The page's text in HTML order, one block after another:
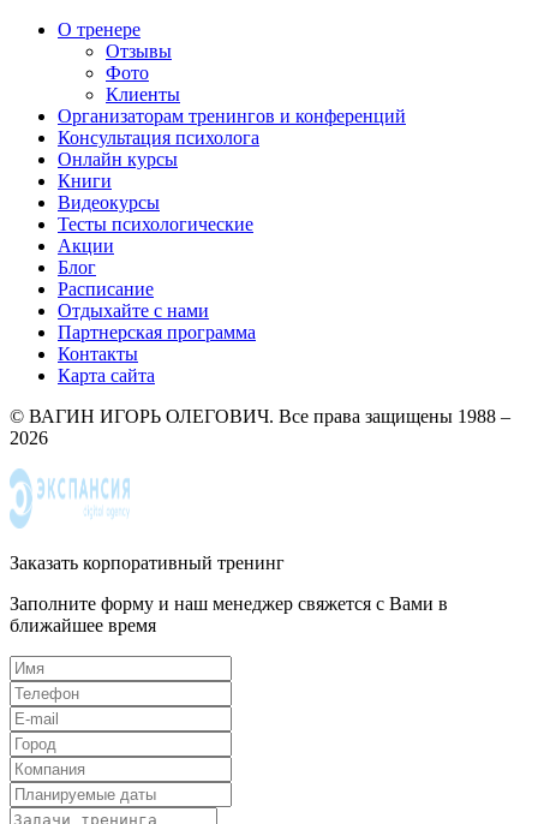
О тренере
Отзывы
Фото
Клиенты
Организаторам тренингов и конференций
Консультация психолога
Онлайн курсы
Книги
Видеокурсы
Тесты психологические
Акции
Блог
Расписание
Отдыхайте с нами
Партнерская программа
Контакты
Карта сайта
© ВАГИН ИГОРЬ ОЛЕГОВИЧ. Все права защищены 1988 –
2026
Заказать корпоративный тренинг
Заполните форму и наш менеджер свяжется с Вами в
ближайшее время